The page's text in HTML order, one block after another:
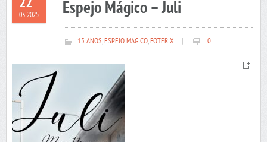
03 2025 Espejo Mágico – Juli
15 AÑOS,ESPEJO MAGICO,FOTERIX 0